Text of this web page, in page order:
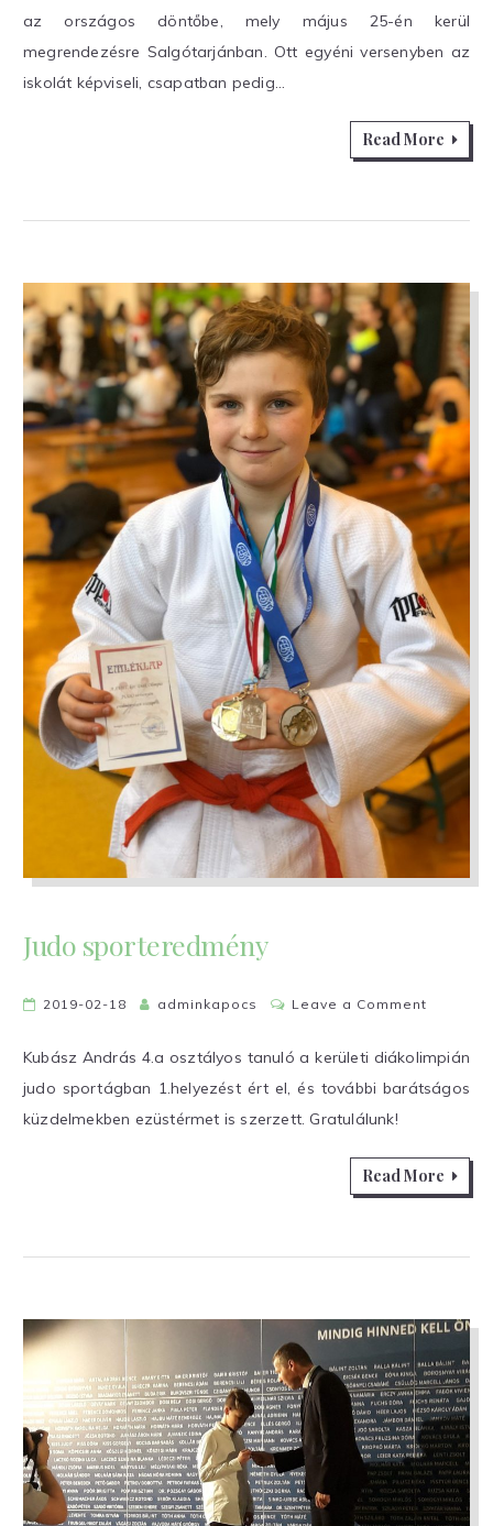
az országos döntőbe, mely május 25-én kerül
megrendezésre Salgótarjánban. Ott egyéni versenyben az
iskolát képviseli, csapatban pedig…
Read More
Judo sporteredmény
2019-02-18 adminkapocs Leave a Comment
Kubász András 4.a osztályos tanuló a kerületi diákolimpián
judo sportágban 1.helyezést ért el, és további barátságos
küzdelmekben ezüstérmet is szerzett. Gratulálunk!
Read More